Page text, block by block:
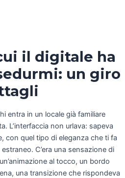
il digitale ha
un giro
entra in un locale già familiare
L’interfaccia non urlava: sapeva
con quel tipo di eleganza che ti fa
C’era una sensazione di
al tocco, un bordo
una transizione che rispondeva